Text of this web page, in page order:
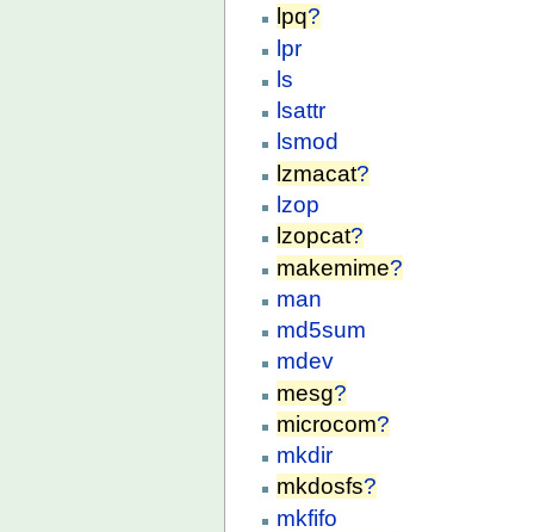
lpq?
lpr
ls
lsattr
lsmod
lzmacat?
lzop
lzopcat?
makemime?
man
md5sum
mdev
mesg?
microcom?
mkdir
mkdosfs?
mkfifo